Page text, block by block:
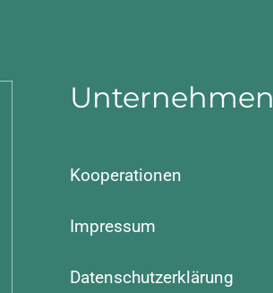
Unternehmen
Kooperationen
Impressum
Datenschutzerklärung